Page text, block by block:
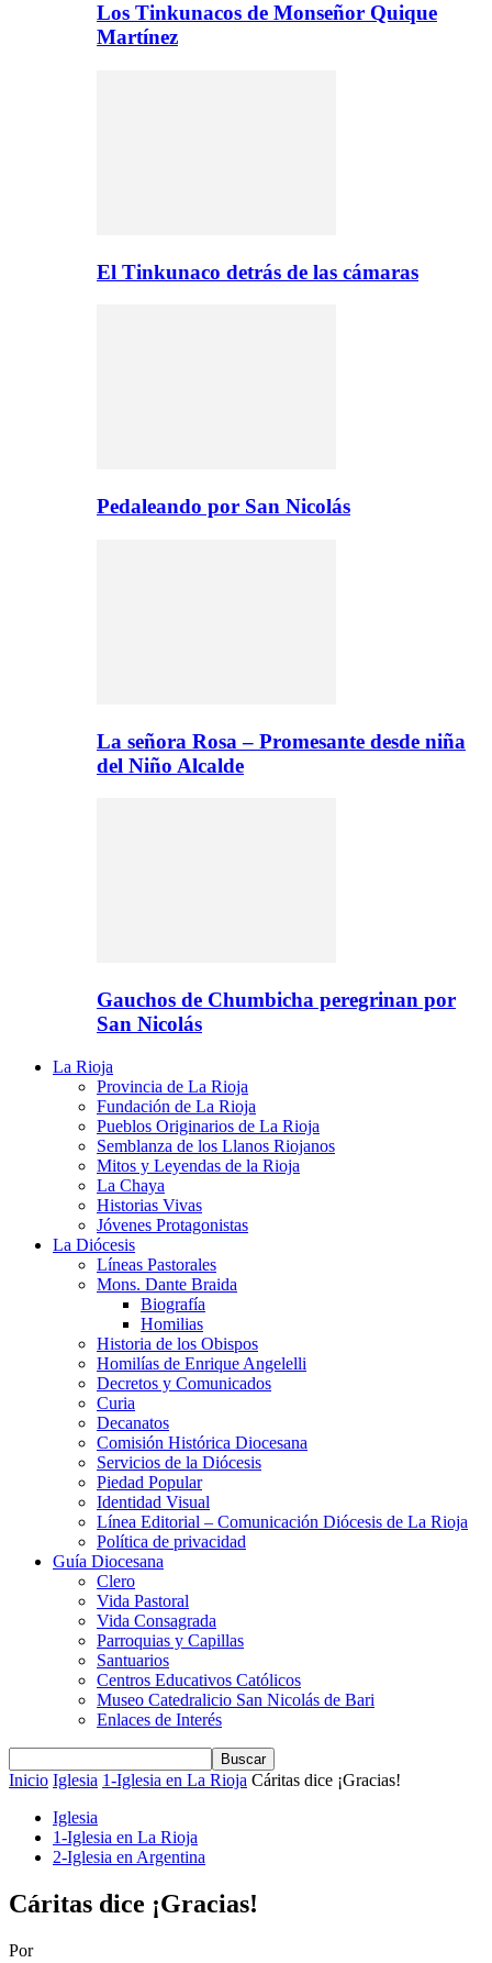
Los Tinkunacos de Monseñor Quique
Martínez
El Tinkunaco detrás de las cámaras
Pedaleando por San Nicolás
La señora Rosa – Promesante desde niña
del Niño Alcalde
Gauchos de Chumbicha peregrinan por
San Nicolás
La Rioja
Provincia de La Rioja
Fundación de La Rioja
Pueblos Originarios de La Rioja
Semblanza de los Llanos Riojanos
Mitos y Leyendas de la Rioja
La Chaya
Historias Vivas
Jóvenes Protagonistas
La Diócesis
Líneas Pastorales
Mons. Dante Braida
Biografía
Homilias
Historia de los Obispos
Homilías de Enrique Angelelli
Decretos y Comunicados
Curia
Decanatos
Comisión Histórica Diocesana
Servicios de la Diócesis
Piedad Popular
Identidad Visual
Línea Editorial – Comunicación Diócesis de La Rioja
Política de privacidad
Guía Diocesana
Clero
Vida Pastoral
Vida Consagrada
Parroquias y Capillas
Santuarios
Centros Educativos Católicos
Museo Catedralicio San Nicolás de Bari
Enlaces de Interés
Inicio Iglesia 1-Iglesia en La Rioja Cáritas dice ¡Gracias!
Iglesia
1-Iglesia en La Rioja
2-Iglesia en Argentina
Cáritas dice ¡Gracias!
Por